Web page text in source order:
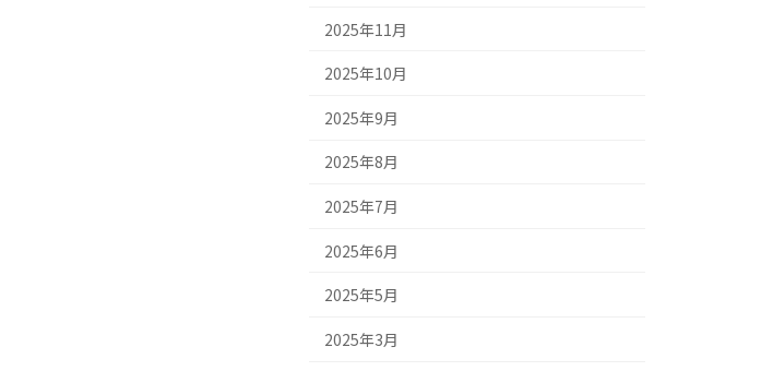
2025年11月
2025年10月
2025年9月
2025年8月
2025年7月
2025年6月
2025年5月
2025年3月